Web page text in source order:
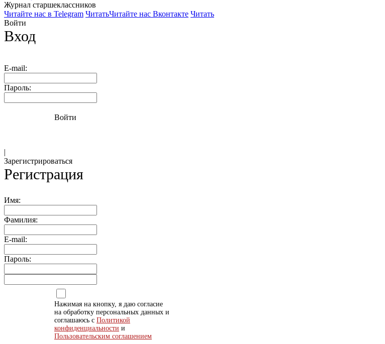
Журнал старшекласcников
Читайте нас в Telegram ЧитатьЧитайте нас Вконтакте Читать
Войти
Вход
E-mail:
Пароль:
Войти
|
Зарегистрироваться
Регистрация
Имя:
Фамилия:
E-mail:
Пароль:
Нажимая на кнопку, я даю согласие
на обработку персональных данных и
соглашаюсь с Политикой
конфиденциальности и
Пользовательским соглашением